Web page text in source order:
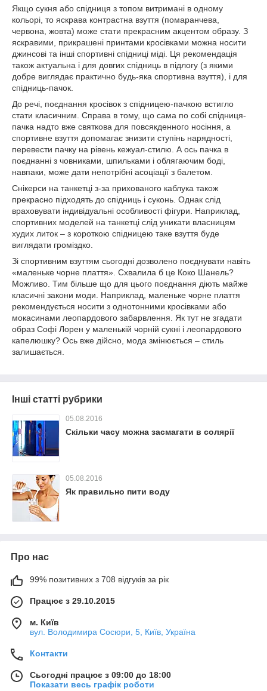
Якщо сукня або спідниця з топом витримані в одному
кольорі, то яскрава контрастна взуття (помаранчева,
червона, жовта) може стати прекрасним акцентом образу. З
яскравими, прикрашені принтами кросівками можна носити
джинсові та інші спортивні спідниці міді. Ця рекомендація
також актуальна і для довгих спідниць в підлогу (з якими
добре виглядає практично будь-яка спортивна взуття), і для
спідниць-пачок.
До речі, поєднання кросівок з спідницею-пачкою встигло
стати класичним. Справа в тому, що сама по собі спідниця-
пачка надто вже святкова для повсякденного носіння, а
спортивне взуття допомагає знизити ступінь нарядності,
перевести пачку на рівень кежуал-стилю. А ось пачка в
поєднанні з човниками, шпильками і облягаючим боді,
навпаки, може дати непотрібні асоціації з балетом.
Снікерси на танкетці з-за прихованого каблука також
прекрасно підходять до спідниць і суконь. Однак слід
враховувати індивідуальні особливості фігури. Наприклад,
спортивних моделей на танкетці слід уникати власницям
худих литок – з короткою спідницею таке взуття буде
виглядати громіздко.
Зі спортивним взуттям сьогодні дозволено поєднувати навіть
«маленьке чорне плаття». Схвалила б це Коко Шанель?
Можливо. Тим більше що для цього поєднання діють майже
класичні закони моди. Наприклад, маленьке чорне плаття
рекомендується носити з однотонними кросівками або
мокасинами леопардового забарвлення. Як тут не згадати
образ Софі Лорен у маленькій чорній сукні і леопардового
капелюшку? Ось вже дійсно, мода змінюється – стиль
залишається.
Інші статті рубрики
05.08.2016
Скільки часу можна засмагати в солярії
05.08.2016
Як правильно пити воду
Про нас
99% позитивних з 708 відгуків за рік
Працює з 29.10.2015
м. Київ
вул. Володимира Сосюри, 5, Київ, Україна
Контакти
Сьогодні працює з 09:00 до 18:00
Показати весь графік роботи